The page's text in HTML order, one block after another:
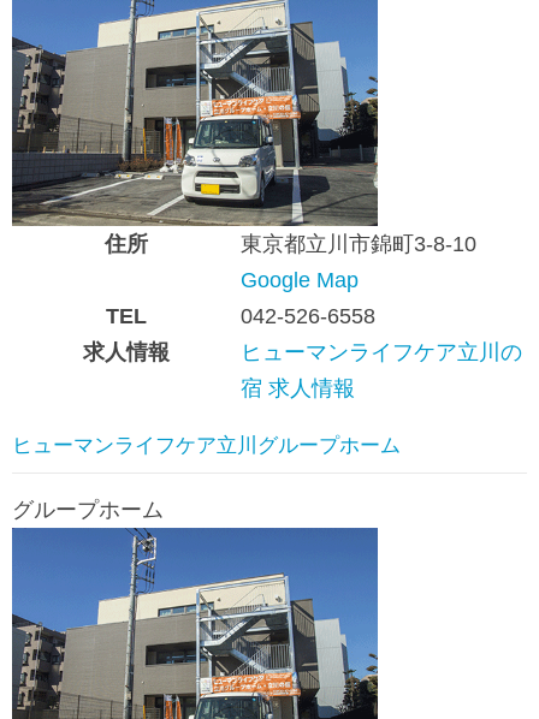
住所
東京都立川市錦町3-8-10
Google Map
TEL
042-526-6558
求人情報
ヒューマンライフケア立川の
宿 求人情報
ヒューマンライフケア立川グループホーム
グループホーム